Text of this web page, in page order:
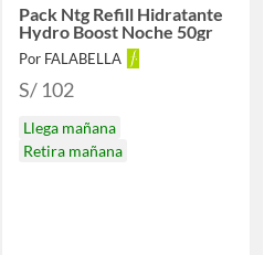
Pack Ntg Refill Hidratante
Hydro Boost Noche 50gr
Por FALABELLA
S/ 102
Llega mañana
Retira mañana